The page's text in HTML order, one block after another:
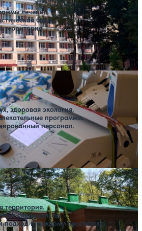
лечения
база
территория
3 Крытый бассейн SPA
здоровая экология.
программы.
персонал.
6 Крытый бассейн
мест на выбранные даты
другой вариант
Бор
территория.
специалисты.
подход к каждому посетителю.
мест на выбранные даты
другой вариант